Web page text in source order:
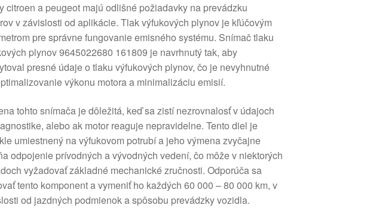
citroen a peugeot majú odlišné požiadavky na prevádzku
v závislosti od aplikácie. Tlak výfukových plynov je kľúčovým
pre správne fungovanie emisného systému. Snímač tlaku
plynov 9645022680 161809 je navrhnutý tak, aby
presné údaje o tlaku výfukových plynov, čo je nevyhnutné
výkonu motora a minimalizáciu emisií.
tohto snímača je dôležitá, keď sa zistí nezrovnalosť v údajoch
alebo ak motor reaguje nepravidelne. Tento diel je
umiestnený na výfukovom potrubí a jeho výmena zvyčajne
odpojenie prívodných a vývodných vedení, čo môže v niektorých
vyžadovať základné mechanické zručnosti. Odporúča sa
tento komponent a vymeniť ho každých 60 000 – 80 000 km, v
od jazdných podmienok a spôsobu prevádzky vozidla.